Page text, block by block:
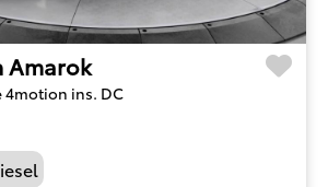
Amarok
ins. DC